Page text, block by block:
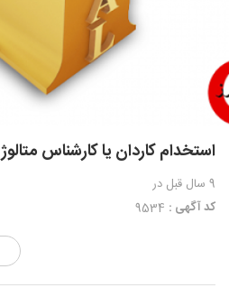
استخدام کاردان یا کارشناس
9 سال قبل
در
کد آگهی :